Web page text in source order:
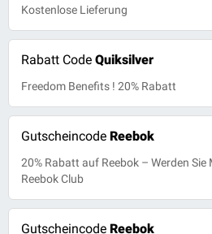
Kostenlose Lieferung
Rabatt Code Quiksilver
Freedom Benefits ! 20% Rabatt
Gutscheincode Reebok
20% Rabatt auf Reebok – Werden Sie
Reebok Club
Gutscheincode Reebok